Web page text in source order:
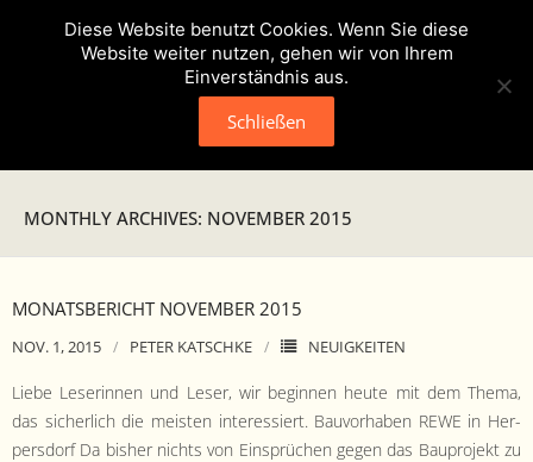
Veranstaltungen
- Geschichte
MONTHLY ARCHIVES: NOVEMBER 2015
MONATSBERICHT NOVEMBER 2015
NOV. 1, 2015 PETER KATSCHKE NEUIGKEITEN
Liebe Leserin­nen und Leser, wir begin­nen heute mit dem The­ma,
das sicher­lich die meis­ten inter­essiert. Bau­vorhaben REWE in Her­
pers­dorf Da bish­er nichts von Ein­sprüchen gegen das Baupro­jekt zu
Diese Website benutzt Cookies. Wenn Sie diese
Website weiter nutzen, gehen wir von Ihrem
Einverständnis aus.
Schließen